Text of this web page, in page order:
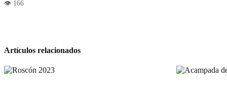
Artículos relacionados